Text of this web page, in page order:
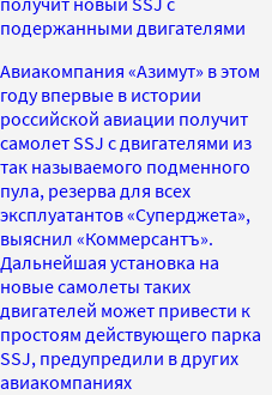
подержанными двигателями
Авиакомпания «Азимут» в этом
году впервые в истории
российской авиации получит
самолет SSJ c двигателями из
так называемого подменного
пула, резерва для всех
эксплуатантов «Суперджета»,
выяснил «Коммерсантъ».
Дальнейшая установка на
новые самолеты таких
двигателей может привести к
простоям действующего парка
SSJ, предупредили в других
авиакомпаниях